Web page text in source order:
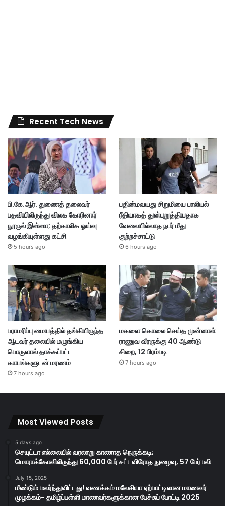
Recent Tech News
பி.கே.ஆர். துணைத் தலைவர்
பதவியிலிருந்து விலக கோரினார்
நூருல் இஸ்ஸா; தற்காலிக ஓய்வு
வழங்கியுள்ளது கட்சி
5 hours ago
பதின்மவயது சிறுமியை பாலியல்
ரீதியாகத் துன்புறுத்தியதாக
வேலையில்லாத நபர் மீது
குற்றச்சாட்டு
6 hours ago
பராமரிப்பு மையத்தில் தங்கியிருந்த
ஆடவர் தலையில் மழுங்கிய
பொருளால் தாக்கப்பட்ட
காயங்களுடன் மரணம்
7 hours ago
மகளை கொலை செய்த முன்னாள்
ராணுவ வீரருக்கு 40 ஆண்டு
சிறை, 12 பிரம்படி
7 hours ago
Most Viewed Posts
5 days ago
செயுட்டா எல்லையில் வரலாறு காணாத நெருக்கடி;
மொராக்கோவிலிருந்து 60,000 பேர் சட்டவிரோத நுழைவு, 57 பேர் பலி
July 15, 2025
மீண்டும் மலர்ந்துவிட்டது! வணக்கம் மலேசியா ஏற்பாட்டிலான மாணவர்
முழக்கம்- தமிழ்ப்பள்ளி மாணவர்களுக்கான பேச்சுப் போட்டி 2025